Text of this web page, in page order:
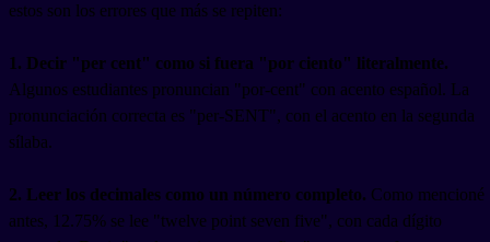
estos son los errores que más se repiten:
1. Decir "per cent" como si fuera "por ciento" literalmente.
Algunos estudiantes pronuncian "por-cent" con acento español. La
pronunciación correcta es "per-SENT", con el acento en la segunda
sílaba.
2. Leer los decimales como un número completo. Como mencioné
antes, 12.75% se lee "twelve point seven five", con cada dígito